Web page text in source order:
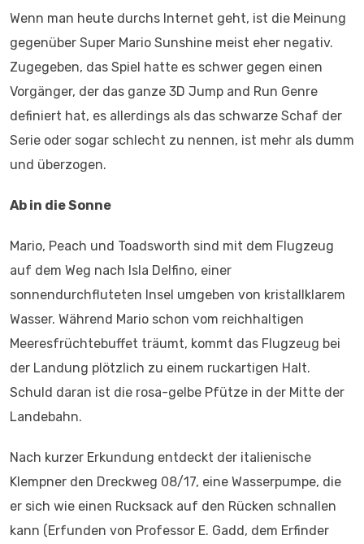
Wenn man heute durchs Internet geht, ist die Meinung
gegenüber Super Mario Sunshine meist eher negativ.
Zugegeben, das Spiel hatte es schwer gegen einen
Vorgänger, der das ganze 3D Jump and Run Genre
definiert hat, es allerdings als das schwarze Schaf der
Serie oder sogar schlecht zu nennen, ist mehr als dumm
und überzogen.
Ab in die Sonne
Mario, Peach und Toadsworth sind mit dem Flugzeug
auf dem Weg nach Isla Delfino, einer
sonnendurchfluteten Insel umgeben von kristallklarem
Wasser. Während Mario schon vom reichhaltigen
Meeresfrüchtebuffet träumt, kommt das Flugzeug bei
der Landung plötzlich zu einem ruckartigen Halt.
Schuld daran ist die rosa-gelbe Pfütze in der Mitte der
Landebahn.
Nach kurzer Erkundung entdeckt der italienische
Klempner den Dreckweg 08/17, eine Wasserpumpe, die
er sich wie einen Rucksack auf den Rücken schnallen
kann (Erfunden von Professor E. Gadd, dem Erfinder